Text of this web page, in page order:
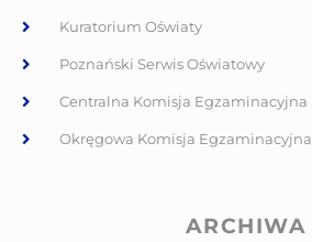
Kuratorium Oświaty
Poznański Serwis Oświatowy
Centralna Komisja Egzaminacyjna
Okręgowa Komisja Egzaminacyjna
ARCHIWA